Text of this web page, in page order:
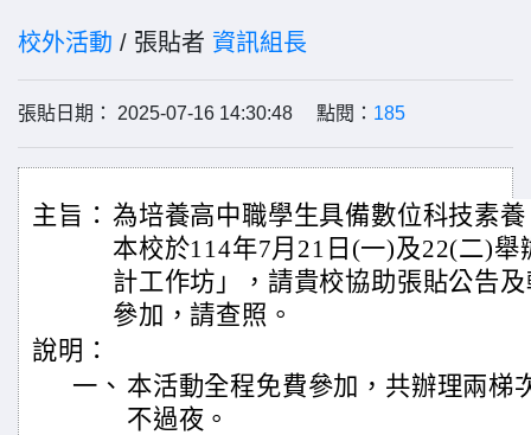
校外活動 / 張貼者 資訊組長
張貼日期： 2025-07-16 14:30:48 點閱： 185
主旨： 為培養高中職學生具備數位科技素
本校於114年7月21日(一)及22(二)
計工作坊」，請貴校協助張貼公告
參加，請查照。
說明：
一、 本活動全程免費參加，共辦理兩梯
不過夜。